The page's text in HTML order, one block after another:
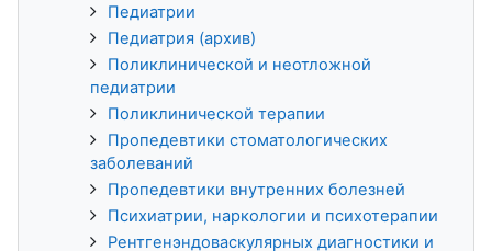
Педиатрии
Педиатрия (архив)
Поликлинической и неотложной
педиатрии
Поликлинической терапии
Пропедевтики стоматологических
заболеваний
Пропедевтики внутренних болезней
Психиатрии, наркологии и психотерапии
Рентгенэндоваскулярных диагностики и